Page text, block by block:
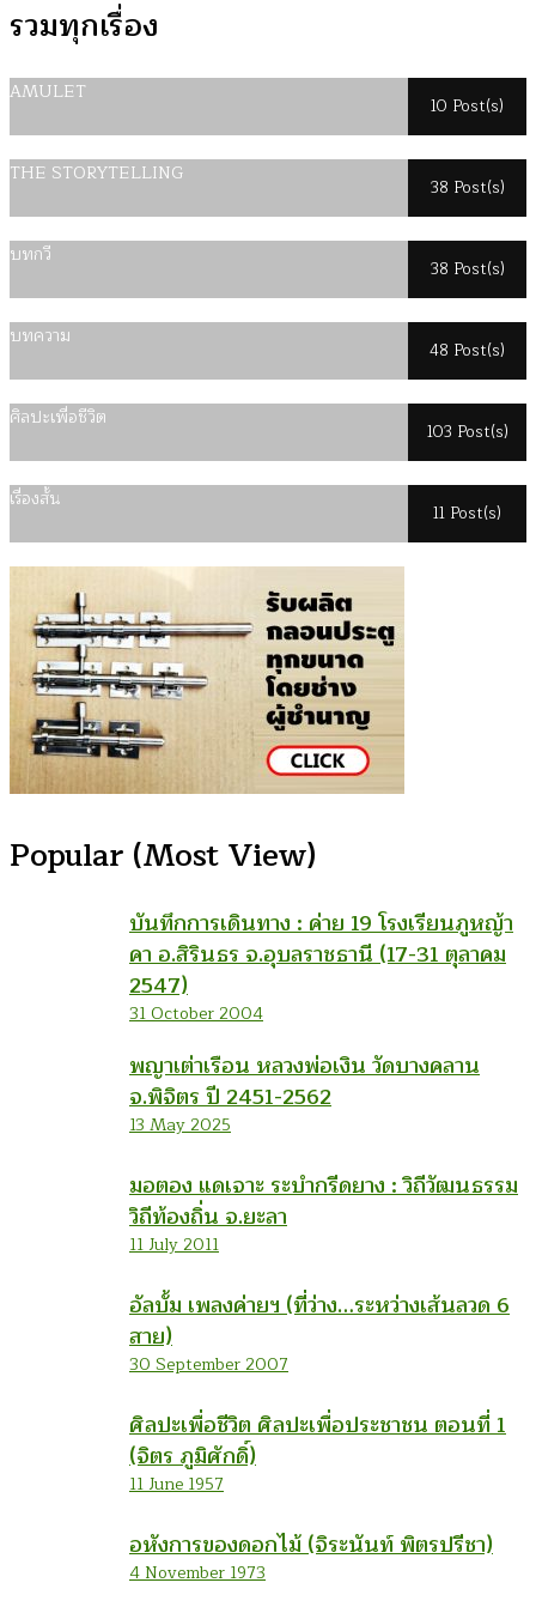
รวมทุกเรื่อง
AMULET
10 Post(s)
THE STORYTELLING
38 Post(s)
บทกวี
38 Post(s)
บทความ
48 Post(s)
ศิลปะเพื่อชีวิต
103 Post(s)
เรื่องสั้น
11 Post(s)
Popular (Most View)
บันทึกการเดินทาง : ค่าย 19 โรงเรียนภูหญ้า
คา อ.สิรินธร จ.อุบลราชธานี (17-31 ตุลาคม
2547)
31 October 2004
พญาเต่าเรือน หลวงพ่อเงิน วัดบางคลาน
จ.พิจิตร ปี 2451-2562
13 May 2025
มอตอง แดเจาะ ระบำกรีดยาง : วิถีวัฒนธรรม
วิถีท้องถิ่น จ.ยะลา
11 July 2011
อัลบั้ม เพลงค่ายฯ (ที่ว่าง…ระหว่างเส้นลวด 6
สาย)
30 September 2007
ศิลปะเพื่อชีวิต ศิลปะเพื่อประชาชน ตอนที่ 1
(จิตร ภูมิศักดิ์)
11 June 1957
อหังการของดอกไม้ (จิระนันท์ พิตรปรีชา)
4 November 1973